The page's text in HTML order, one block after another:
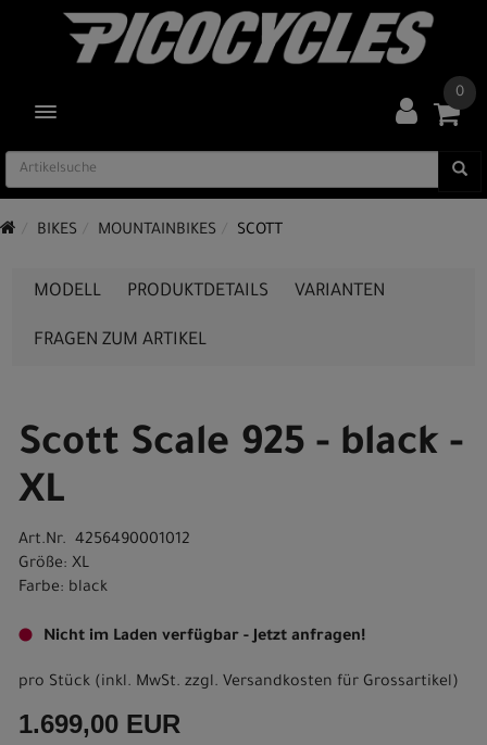
TOGGLE NAVIGATION
0
BIKES MOUNTAINBIKES SCOTT
MODELL PRODUKTDETAILS VARIANTEN
FRAGEN ZUM ARTIKEL
Scott Scale 925 - black -
XL
Art.Nr. 4256490001012
Größe: XL
Farbe: black
Nicht im Laden verfügbar - Jetzt anfragen!
pro Stück (inkl. MwSt. zzgl. Versandkosten für Grossartikel)
1.699,00 EUR